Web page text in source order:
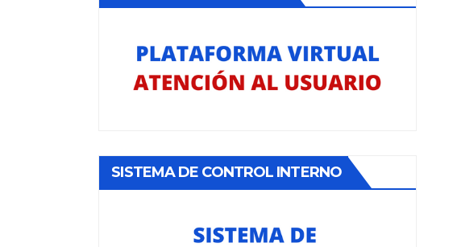
SISTEMA DE CONTROL INTERNO